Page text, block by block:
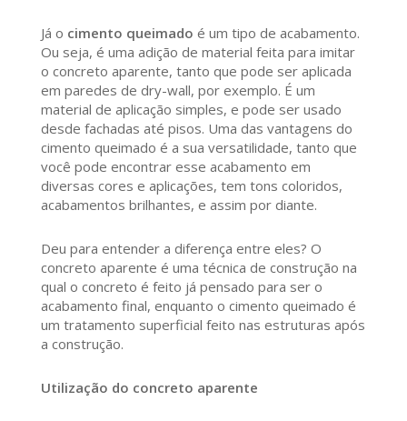
Já o cimento queimado é um tipo de acabamento.
Ou seja, é uma adição de material feita para imitar
o concreto aparente, tanto que pode ser aplicada
em paredes de dry-wall, por exemplo. É um
material de aplicação simples, e pode ser usado
desde fachadas até pisos. Uma das vantagens do
cimento queimado é a sua versatilidade, tanto que
você pode encontrar esse acabamento em
diversas cores e aplicações, tem tons coloridos,
acabamentos brilhantes, e assim por diante.
Deu para entender a diferença entre eles? O
concreto aparente é uma técnica de construção na
qual o concreto é feito já pensado para ser o
acabamento final, enquanto o cimento queimado é
um tratamento superficial feito nas estruturas após
a construção.
Utilização do concreto aparente